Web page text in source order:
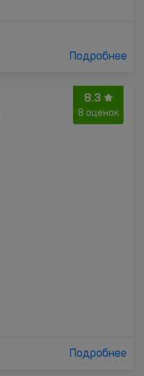
Подробнее
8.3
8 оценок
Подробнее